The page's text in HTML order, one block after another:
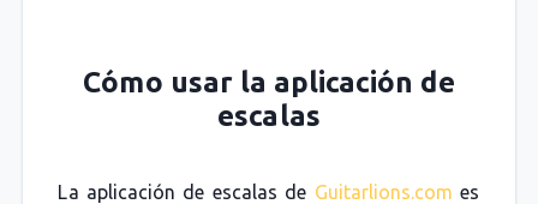
Cómo usar la aplicación de
escalas
La aplicación de escalas de Guitarlions.com es